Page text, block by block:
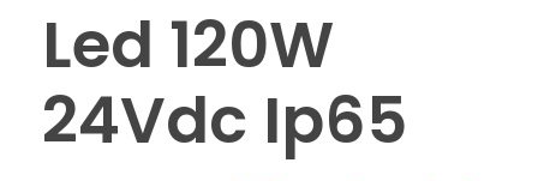
Led 120W
24Vdc Ip65